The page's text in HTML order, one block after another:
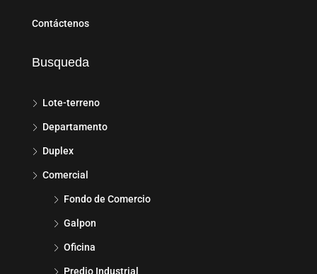
Contáctenos
Busqueda
Lote-terreno
Departamento
Duplex
Comercial
Fondo de Comercio
Galpon
Oficina
Predio Industrial